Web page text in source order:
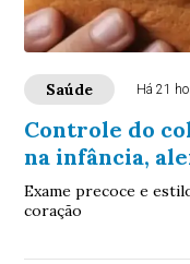
Saúde Há 21
Controle do
na infância,
Exame precoce e
coração